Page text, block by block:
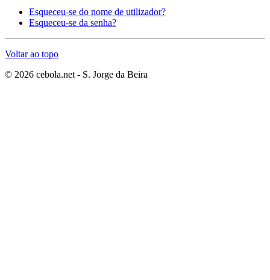
Esqueceu-se do nome de utilizador?
Esqueceu-se da senha?
Voltar ao topo
© 2026 cebola.net - S. Jorge da Beira